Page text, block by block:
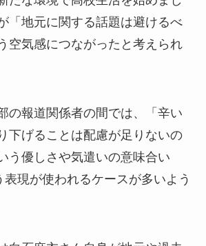
「地元に関する話題は避けるべ
空気感につながったと考えられ
の報道関係者の間では、「辛い
下げることは配慮が足りないの
う優しさや気遣いの意味合い
表現が使われるケースが多いよう